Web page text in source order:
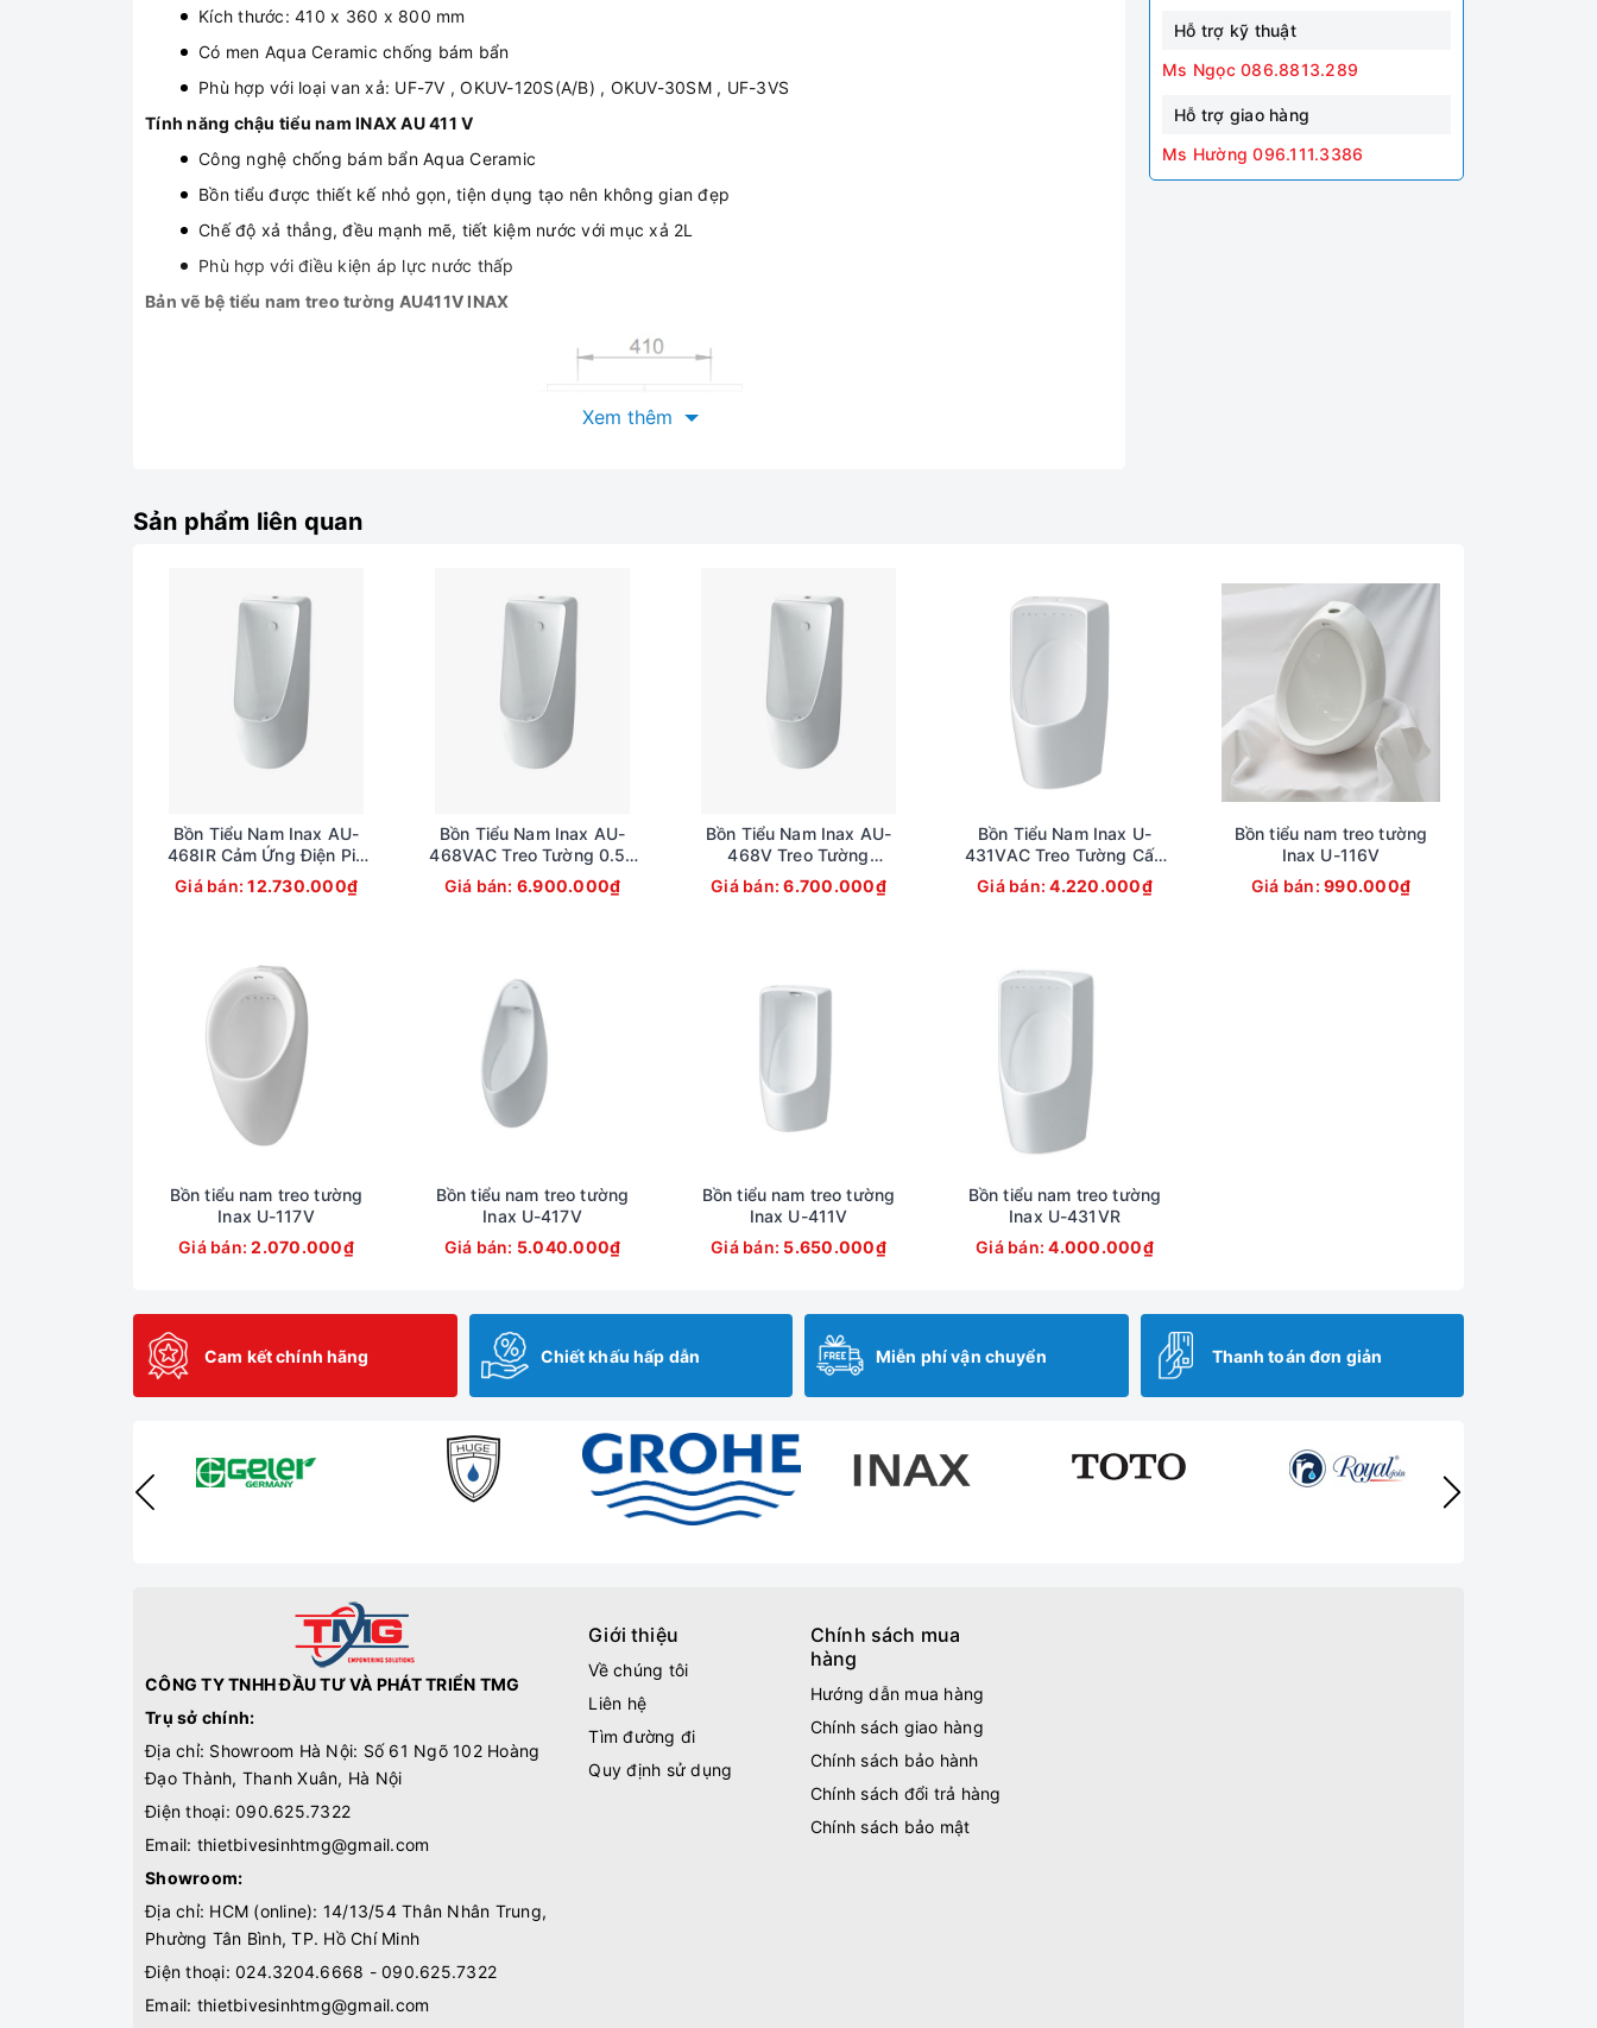
Kích thước: 410 x 360 x 800 mm
Có men Aqua Ceramic chống bám bẩn
Phù hợp với loại van xả: UF-7V , OKUV-120S(A/B) , OKUV-30SM , UF-3VS
Tính năng chậu tiểu nam INAX AU 411 V
Công nghệ chống bám bẩn Aqua Ceramic
Bồn tiểu được thiết kế nhỏ gọn, tiện dụng tạo nên không gian đẹp
Chế độ xả thẳng, đều mạnh mẽ, tiết kiệm nước với mục xả 2L
Phù hợp với điều kiện áp lực nước thấp
Bản vẽ bệ tiểu nam treo tường AU411V INAX
Xem thêm
Hỗ trợ kỹ thuật
Ms Ngọc 086.8813.289
Hỗ trợ giao hàng
Ms Hường 096.111.3386
Sản phẩm liên quan
Bồn Tiểu Nam Inax AU-
468IR Cảm Ứng Điện Pin
0.5 Lít Tiết Kiệm Nước
Giá bán:12.730.000₫
Bồn Tiểu Nam Inax AU-
468VAC Treo Tường 0.5L
Cấp Âm
Giá bán: 6.900.000₫
Bồn Tiểu Nam Inax AU-
468V Treo Tường
AquaCeramic 0.5L
Giá bán:6.700.000₫
Bồn Tiểu Nam Inax U-
431VAC Treo Tường Cấp
Âm
Giá bán:4.220.000₫
Bồn tiểu nam treo tường
Inax U-116V
Giá bán:990.000₫
Bồn tiểu nam treo tường
Inax U-117V
Giá bán:2.070.000₫
Bồn tiểu nam treo tường
Inax U-417V
Giá bán: 5.040.000₫
Bồn tiểu nam treo tường
Inax U-411V
Giá bán: 5.650.000₫
Bồn tiểu nam treo tường
Inax U-431VR
Giá bán:4.000.000₫
Cam kết chính hãng Chiết khấu hấp dẫn Miễn phí vận chuyển Thanh toán đơn giản
CÔNG TY TNHH ĐẦU TƯ VÀ PHÁT TRIỂN TMG
Trụ sở chính:
Địa chỉ: Showroom Hà Nội: Số 61 Ngõ 102 Hoàng
Đạo Thành, Thanh Xuân, Hà Nội
Điện thoại: 090.625.7322
Email: thietbivesinhtmg@gmail.com
Showroom:
Địa chỉ: HCM (online): 14/13/54 Thân Nhân Trung,
Phường Tân Bình, TP. Hồ Chí Minh
Điện thoại: 024.3204.6668 - 090.625.7322
Email: thietbivesinhtmg@gmail.com
Giới thiệu
Về chúng tôi
Liên hệ
Tìm đường đi
Quy định sử dụng
Chính sách mua
hàng
Hướng dẫn mua hàng
Chính sách giao hàng
Chính sách bảo hành
Chính sách đổi trả hàng
Chính sách bảo mật